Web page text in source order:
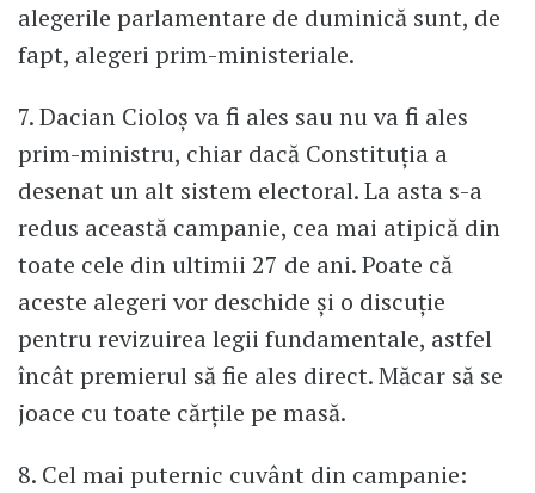
alegerile parlamentare de duminică sunt, de
fapt, alegeri prim-ministeriale.
7. Dacian Cioloș va fi ales sau nu va fi ales
prim-ministru, chiar dacă Constituția a
desenat un alt sistem electoral. La asta s-a
redus această campanie, cea mai atipică din
toate cele din ultimii 27 de ani. Poate că
aceste alegeri vor deschide și o discuție
pentru revizuirea legii fundamentale, astfel
încât premierul să fie ales direct. Măcar să se
joace cu toate cărțile pe masă.
8. Cel mai puternic cuvânt din campanie: